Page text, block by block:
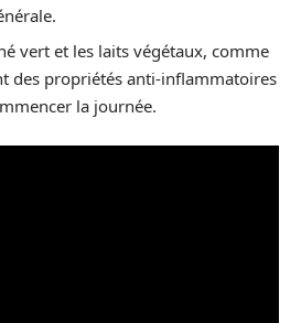
vert et les laits végétaux, comme
des propriétés anti-inflammatoires
la journée.